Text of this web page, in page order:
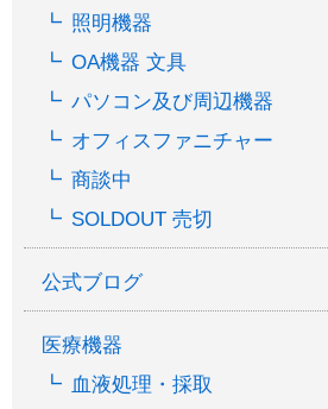
照明機器
OA機器 文具
パソコン及び周辺機器
オフィスファニチャー
商談中
SOLDOUT 売切
公式ブログ
医療機器
血液処理・採取